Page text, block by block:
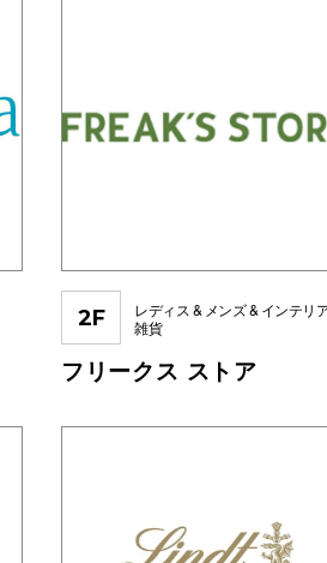
2F
レディス & メンズ & インテリ
雑貨
フリークス ストア